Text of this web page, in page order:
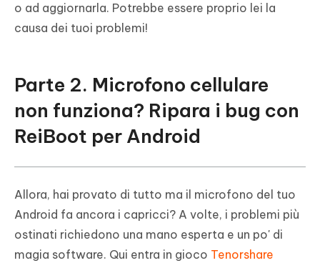
o ad aggiornarla. Potrebbe essere proprio lei la
causa dei tuoi problemi!
Parte 2. Microfono cellulare
non funziona? Ripara i bug con
ReiBoot per Android
Allora, hai provato di tutto ma il microfono del tuo
Android fa ancora i capricci? A volte, i problemi più
ostinati richiedono una mano esperta e un po' di
magia software. Qui entra in gioco Tenorshare